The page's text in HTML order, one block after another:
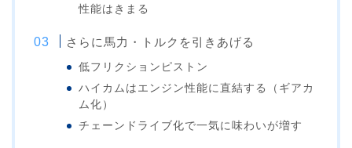
性能はきまる
さらに馬力・トルクを引きあげる
低フリクションピストン
ハイカムはエンジン性能に直結する（ギアカ
ム化）
チェーンドライブ化で一気に味わいが増す